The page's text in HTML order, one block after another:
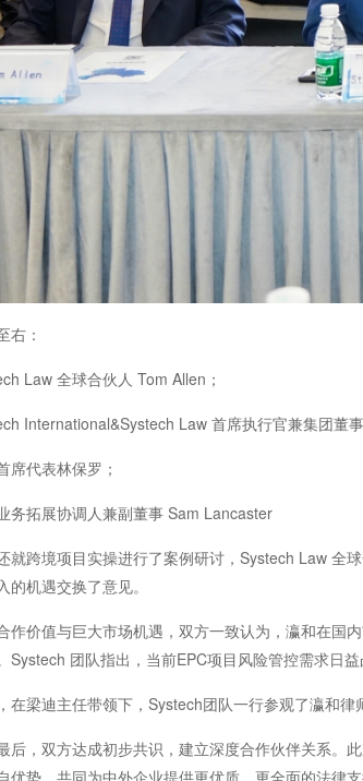
右：
Law 全球合伙人 Tom Allen；
International&Systech Law 首席执行官兼集团董
席代表林保罗；
务拓展协调人兼副董事 Sam Lancaster
就跨境项目实操进行了案例研讨，Systech Law 全
的机遇交换了意见。
作价值与巨大市场机遇，双方一致认为，瀛和在国
Systech 团队指出，当前EPC项目风险管控需求日
在梁迪主任带领下，Systech团队一行参观了瀛和
后，双方达成初步共识，建立深度合作伙伴关系。